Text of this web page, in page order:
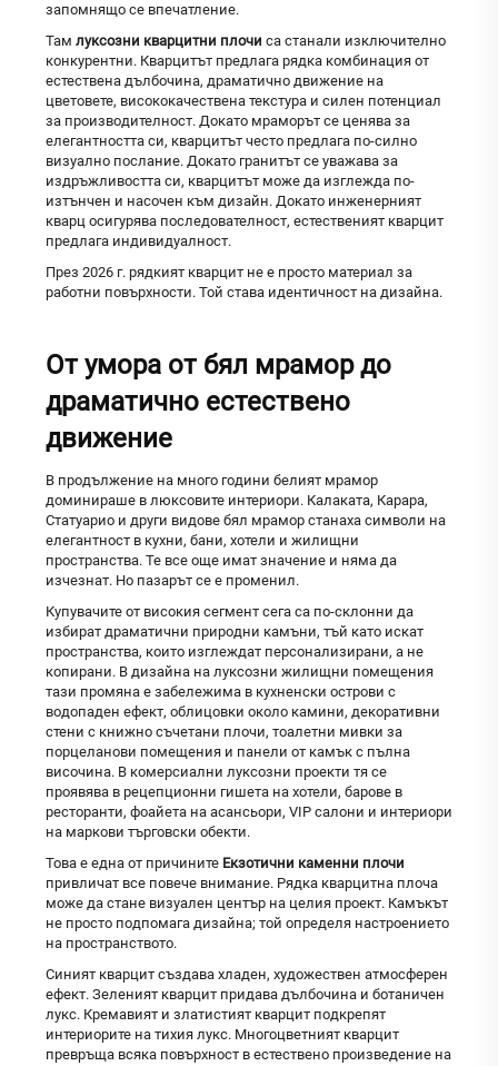
запомнящо се впечатление.
Там луксозни кварцитни плочи са станали изключително
конкурентни. Кварцитът предлага рядка комбинация от
естествена дълбочина, драматично движение на
цветовете, висококачествена текстура и силен потенциал
за производителност. Докато мраморът се ценява за
елегантността си, кварцитът често предлага по-силно
визуално послание. Докато гранитът се уважава за
издръжливостта си, кварцитът може да изглежда по-
изтънчен и насочен към дизайн. Докато инженерният
кварц осигурява последователност, естественият кварцит
предлага индивидуалност.
През 2026 г. рядкият кварцит не е просто материал за
работни повърхности. Той става идентичност на дизайна.
От умора от бял мрамор до
драматично естествено
движение
В продължение на много години белият мрамор
доминираше в люксовите интериори. Калаката, Карара,
Статуарио и други видове бял мрамор станаха символи на
елегантност в кухни, бани, хотели и жилищни
пространства. Те все още имат значение и няма да
изчезнат. Но пазарът се е променил.
Купувачите от високия сегмент сега са по-склонни да
избират драматични природни камъни, тъй като искат
пространства, които изглеждат персонализирани, а не
копирани. В дизайна на луксозни жилищни помещения
тази промяна е забележима в кухненски острови с
водопаден ефект, облицовки около камини, декоративни
стени с книжно съчетани плочи, тоалетни мивки за
порцеланови помещения и панели от камък с пълна
височина. В комерсиални луксозни проекти тя се
проявява в рецепционни гишета на хотели, барове в
ресторанти, фоайета на асансьори, VIP салони и интериори
на маркови търговски обекти.
Това е една от причините Екзотични каменни плочи
привличат все повече внимание. Рядка кварцитна плоча
може да стане визуален център на целия проект. Камъкът
не просто подпомага дизайна; той определя настроението
на пространството.
Синият кварцит създава хладен, художествен атмосферен
ефект. Зеленият кварцит придава дълбочина и ботаничен
лукс. Кремавият и златистият кварцит подкрепят
интериорите на тихия лукс. Многоцветният кварцит
превръща всяка повърхност в естествено произведение на